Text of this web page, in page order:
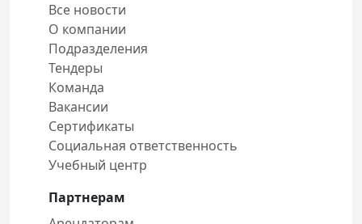
Все новости
О компании
Подразделения
Тендеры
Команда
Вакансии
Сертификаты
Социальная ответственность
Учебный центр
Партнерам